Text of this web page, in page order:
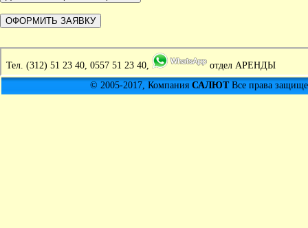
Тел. (312) 51 23 40, 0557 51 23 40,
отдел АРЕНДЫ
© 2005-2017, Компания САЛЮТВсе права